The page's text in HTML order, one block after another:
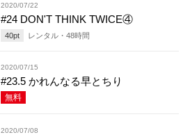
2020/07/22
#24 DON'T THINK TWICE④
40pt レンタル・ 48時間
2020/07/15
#23.5 かれんなる早とちり
無料
2020/07/08